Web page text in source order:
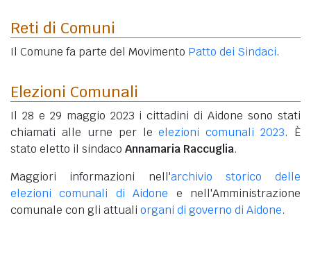
Reti di Comuni
Il Comune fa parte del Movimento Patto dei Sindaci.
Elezioni Comunali
Il 28 e 29 maggio 2023 i cittadini di Aidone sono stati
chiamati alle urne per leelezioni comunali 2023. È
stato eletto il sindaco Annamaria Raccuglia.
Maggiori informazioni nell'archivio storico delle
elezioni comunali di Aidone e nell'Amministrazione
comunale con gli attuali organi di governo di Aidone.